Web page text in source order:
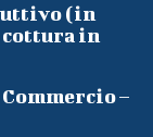
(in
cottura in
–